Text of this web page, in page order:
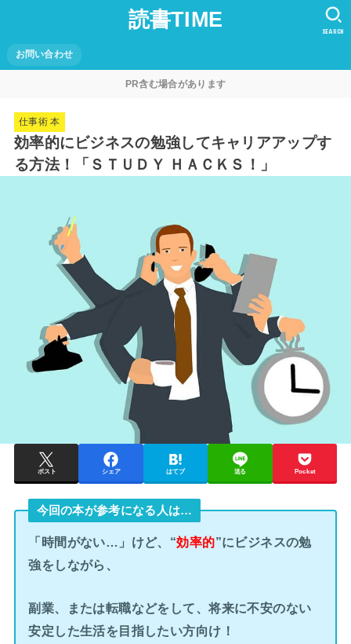
読書TIME
お問い合わせ
SEARCH
PR含む場合があります
仕事術 本
効率的にビジネスの勉強してキャリアアップす
る方法！「ＳＴＵＤＹ ＨＡＣＫＳ！」
ポスト シェア はてブ 送る Pocket
今回の本が参考になる人は…
「時間がない…」けど、“効率的”にビジネスの勉
強をしながら、
副業、または転職などをして、将来に不安のない
安定した生活を目指したい方向け！